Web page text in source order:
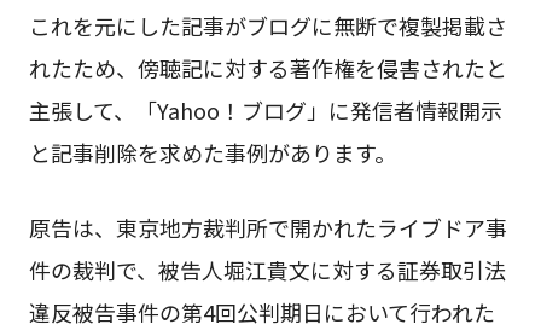
これを元にした記事がブログに無断で複製掲載さ
れたため、傍聴記に対する著作権を侵害されたと
主張して、「Yahoo！ブログ」に発信者情報開示
と記事削除を求めた事例があります。
原告は、東京地方裁判所で開かれたライブドア事
件の裁判で、被告人堀江貴文に対する証券取引法
違反被告事件の第4回公判期日において行われた